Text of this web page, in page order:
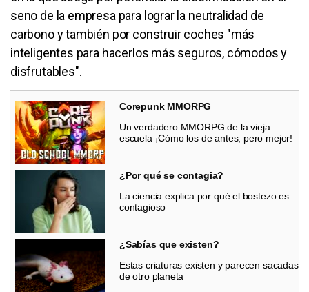
seno de la empresa para lograr la neutralidad de
carbono y también por construir coches "más
inteligentes para hacerlos más seguros, cómodos y
disfrutables".
Corepunk MMORPG
Un verdadero MMORPG de la vieja
escuela ¡Cómo los de antes, pero mejor!
¿Por qué se contagia?
La ciencia explica por qué el bostezo es
contagioso
¿Sabías que existen?
Estas criaturas existen y parecen sacadas
de otro planeta